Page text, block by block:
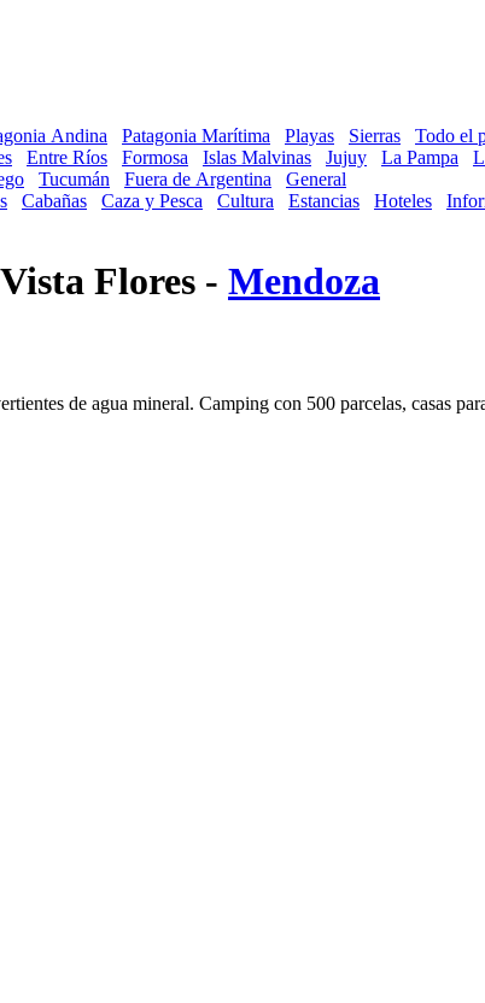
Andina Patagonia Marítima Playas Sierras
Todo el
Entre Ríos Formosa Islas Malvinas Jujuy La Pampa
Tucumán Fuera de Argentina
General
Cabañas Caza y Pesca Cultura Estancias Hoteles
Flores - Mendoza
de agua mineral. Camping con 500 parcelas, casas